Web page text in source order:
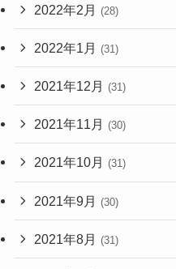
2022年2月 (28)
2022年1月 (31)
2021年12月 (31)
2021年11月 (30)
2021年10月 (31)
2021年9月 (30)
2021年8月 (31)